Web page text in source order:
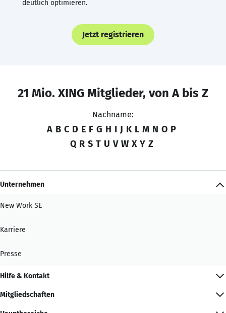
deutlich optimieren.
Jetzt registrieren
21 Mio. XING Mitglieder, von A bis Z
Nachname:
A B C D E F G H I J K L M N O P
Q R S T U V W X Y Z
Unternehmen
New Work SE
Karriere
Presse
Hilfe & Kontakt
Mitgliedschaften